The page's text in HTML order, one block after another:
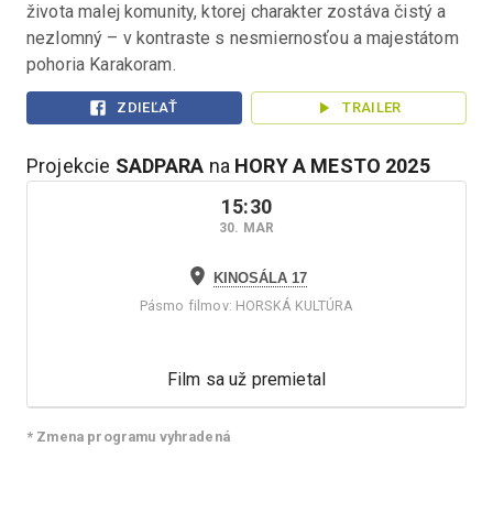
života malej komunity, ktorej charakter zostáva čistý a
nezlomný – v kontraste s nesmiernosťou a majestátom
pohoria Karakoram.
ZDIEĽAŤ TRAILER
Projekcie SADPARA na HORY A MESTO 2025
15:30
30. MAR
KINOSÁLA 17
Pásmo filmov: HORSKÁ KULTÚRA
Film sa už premietal
* Zmena programu vyhradená